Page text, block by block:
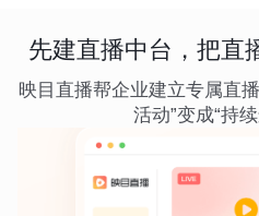
先建直播中台，把直
映目直播帮企业建立专属直
活动”变成“持续